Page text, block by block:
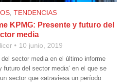
, TENDENCIAS
KPMG: Presente y futuro del
media
10 junio, 2019
sector media en el último informe
futuro del sector media‘ en el que se
sector que «atraviesa un período